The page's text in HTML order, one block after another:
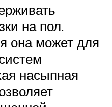
на пол.
она может для
насыпная